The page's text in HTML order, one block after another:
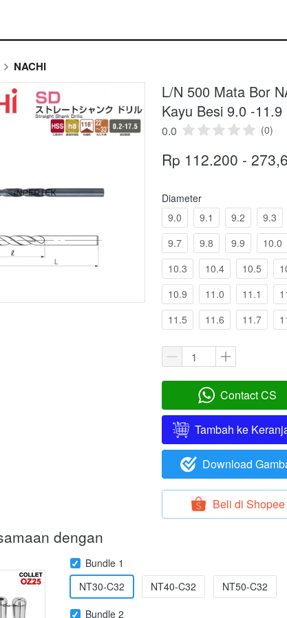
NACHI
L/N 500 Mata Bor
Kayu Besi 9.0 -11.9
0.0 (0)
Rp 112.200 -
Diameter
9.0
9.1 9.2 9.3
9.7
9.8 9.9 10.0
10.3
10.4 10.5
10.9
11.0 11.1
11.5
11.6 11.7
` Contact CS
` Tambah ke
` Download
` Beli di Shopee
dengan
Bundle 1
NT30-C32
NT40-C32
NT50-C32
Bundle 2